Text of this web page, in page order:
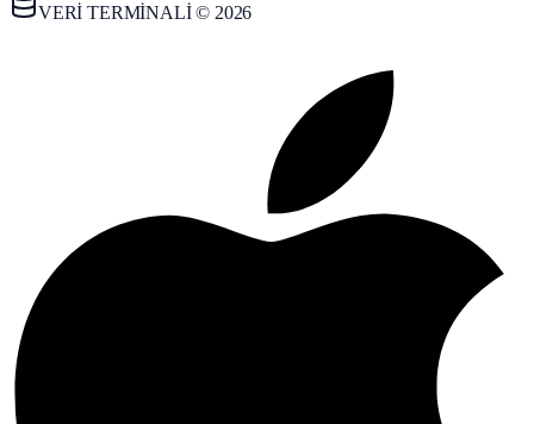
VERİ TERMİNALİ © 2026